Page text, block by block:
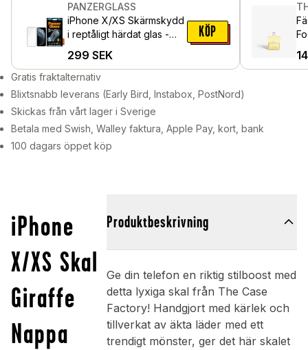
PANZERGLASS
iPhone X/XS Skärmskydd
i reptåligt härdat glas -
299 SEK
KÖP
Gratis fraktalternativ
Blixtsnabb leverans (Early Bird, Instabox, PostNord)
Skickas från vårt lager i Sverige
Betala med Swish, Walley faktura, Apple Pay, kort, bank
100 dagars öppet köp
iPhone
X/XS Skal
Giraffe
Nappa
Produktbeskrivning
Ge din telefon en riktig stilboost med
detta lyxiga skal från The Case
Factory! Handgjort med kärlek och
tillverkat av äkta läder med ett
trendigt mönster, ger det här skalet